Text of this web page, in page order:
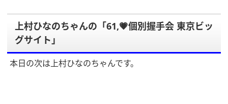
上村ひなのちゃんの「61,💗個別握手会 東京ビッ
グサイト」
本日の次は上村ひなのちゃんです。